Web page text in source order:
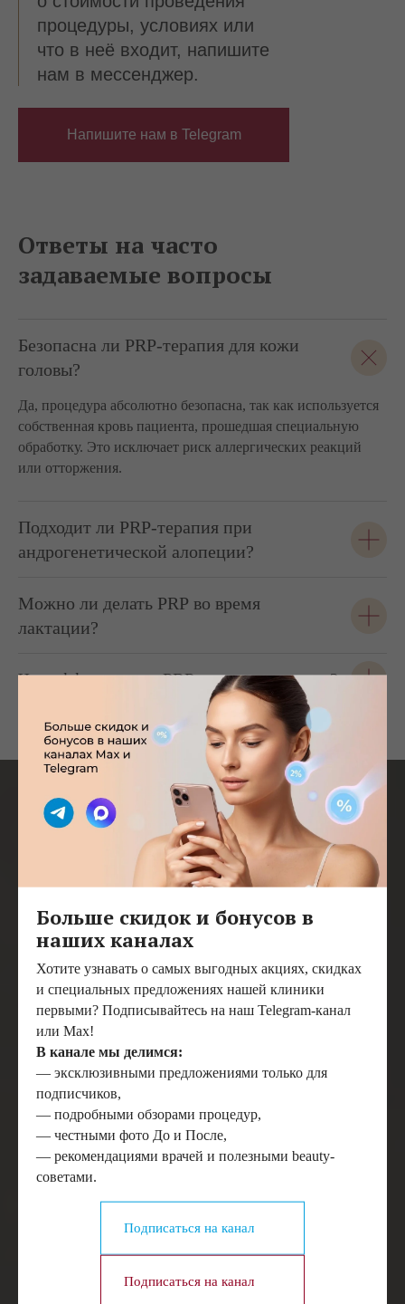
Больше скидок и бонусов в
наших каналах
Хотите узнавать о самых выгодных акциях, скидках
и специальных предложениях нашей клиники
первыми? Подписывайтесь на наш Telegram-канал
или Max!
В канале мы делимся:
— эксклюзивными предложениями только для
подписчиков,
— подробными обзорами процедур,
— честными фото До и После,
— рекомендациями врачей и полезными beauty-
советами.
Подписаться на канал
Подписаться на канал
процедуры, условиях или
что в неё входит, напишите
нам в мессенджер.
Напишите нам в Telegram
Ответы на часто
задаваемые вопросы
Безопасна ли PRP-терапия для кожи
головы?
Да, процедура абсолютно безопасна, так как используется
собственная кровь пациента, прошедшая специальную
обработку. Это исключает риск аллергических реакций
или отторжения.
Подходит ли PRP-терапия при
андрогенетической алопеции?
Можно ли делать PRP во время
лактации?
Что эффективнее: PRP или мезотерапия?